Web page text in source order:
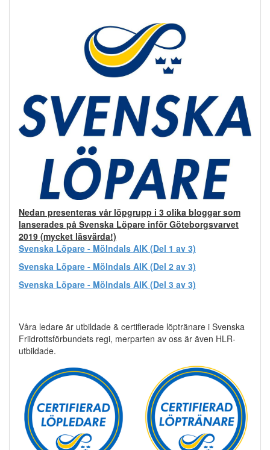
Nedan presenteras vår löpgrupp i 3 olika bloggar som
lanserades på Svenska Löpare inför Göteborgsvarvet
2019 (mycket läsvärda!)
Svenska Löpare - Mölndals AIK (Del 1 av 3)
Svenska Löpare - Mölndals AIK (Del 2 av 3)
Svenska Löpare - Mölndals AIK (Del 3 av 3)
Våra ledare är utbildade & certifierade löptränare i Svenska
Friidrottsförbundets regi, merparten av oss är även HLR-
utbildade.